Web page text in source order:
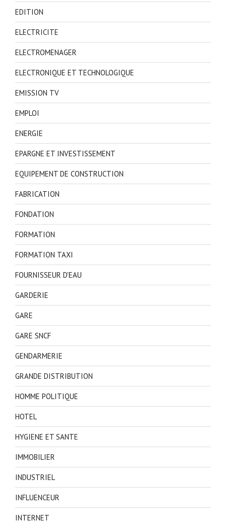
EDITION
ELECTRICITE
ELECTROMENAGER
ELECTRONIQUE ET TECHNOLOGIQUE
EMISSION TV
EMPLOI
ENERGIE
EPARGNE ET INVESTISSEMENT
EQUIPEMENT DE CONSTRUCTION
FABRICATION
FONDATION
FORMATION
FORMATION TAXI
FOURNISSEUR D'EAU
GARDERIE
GARE
GARE SNCF
GENDARMERIE
GRANDE DISTRIBUTION
HOMME POLITIQUE
HOTEL
HYGIENE ET SANTE
IMMOBILIER
INDUSTRIEL
INFLUENCEUR
INTERNET